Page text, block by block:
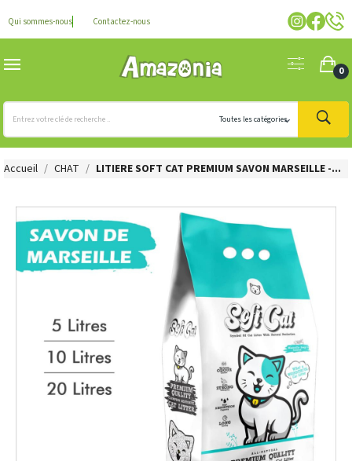
Qui sommes-nous Contactez-nous
0
Accueil CHAT LITIERE SOFT CAT PREMIUM SAVON MARSEILLE -...